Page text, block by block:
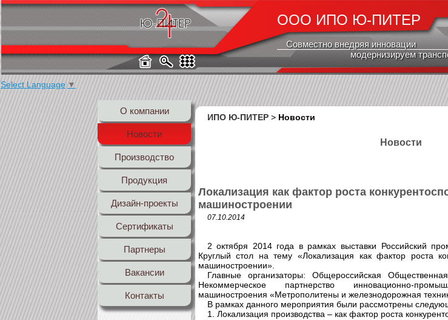
ООО ИПО Ю-ПИТЕР
Совместно внедряя инновации
модернизируем
Select Language▼
О компании
Новости
Производство
Продукция
Дизайн-проекты
Сертификаты
Партнеры
Вакансии
Контакты
ИПО Ю-ПИТЕР > Новости
Новости
Локализация как фактор роста
машиностроении
07.10.2014
2 октября 2014 года в рамках выставки Российский
Круглый стол на тему «Локализация как фактор роста
машиностроении».
Главные организаторы: Общероссийская
Некоммерческое партнерство инновационно-
машиностроения «Метрополитены и железнодорожная
В рамках данного мероприятия были рассмотрены
1. Локализация производства – как фактор роста